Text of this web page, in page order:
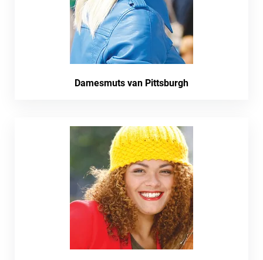
Damesmuts van Pittsburgh